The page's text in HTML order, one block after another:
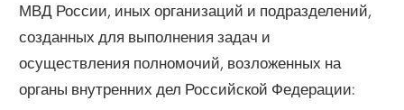
МВД России, иных организаций и подразделений,
созданных для выполнения задач и
осуществления полномочий, возложенных на
органы внутренних дел Российской Федерации: